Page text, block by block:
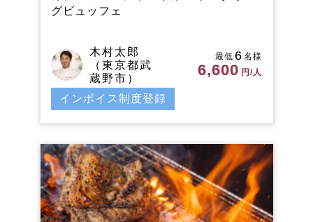
グビュッフェ
木村太郎
（東京都武
蔵野市）
最低 6 名様
6,600 円/人
インボイス制度登録